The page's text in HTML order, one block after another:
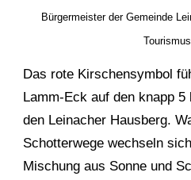
Bürgermeister der Gemeinde
Das rote Kirschensymbol
Lamm-Eck auf den knapp
den Leinacher Hausberg.
Schotterwege wechseln
Mischung aus Sonne und